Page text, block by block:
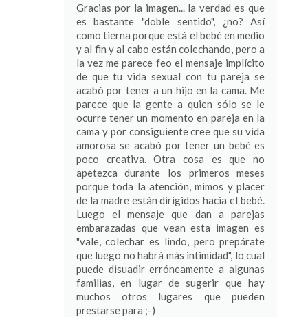
Gracias por la imagen... la verdad es que
es bastante "doble sentido", ¿no? Así
como tierna porque está el bebé en medio
y al fin y al cabo están colechando, pero a
la vez me parece feo el mensaje implícito
de que tu vida sexual con tu pareja se
acabó por tener a un hijo en la cama. Me
parece que la gente a quien sólo se le
ocurre tener un momento en pareja en la
cama y por consiguiente cree que su vida
amorosa se acabó por tener un bebé es
poco creativa. Otra cosa es que no
apetezca durante los primeros meses
porque toda la atención, mimos y placer
de la madre están dirigidos hacia el bebé.
Luego el mensaje que dan a parejas
embarazadas que vean esta imagen es
"vale, colechar es lindo, pero prepárate
que luego no habrá más intimidad", lo cual
puede disuadir erróneamente a algunas
familias, en lugar de sugerir que hay
muchos otros lugares que pueden
prestarse para ;-)